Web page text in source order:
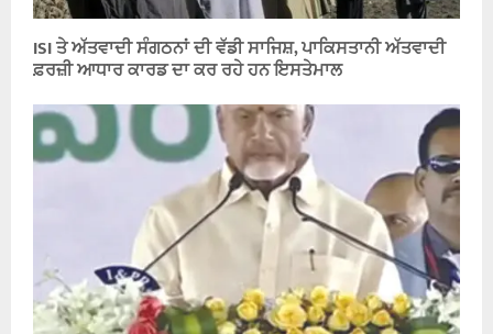
ISI ਤੇ ਅੱਤਵਾਦੀ ਸੰਗਠਨਾਂ ਦੀ ਵੱਡੀ ਸਾਜਿਸ਼, ਪਾਕਿਸਤਾਨੀ ਅੱਤਵਾਦੀ
ਫ਼ਰਜ਼ੀ ਆਧਾਰ ਕਾਰਡ ਦਾ ਕਰ ਰਹੇ ਹਨ ਇਸਤੇਮਾਲ